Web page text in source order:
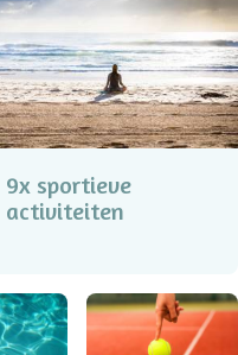
9x sportieve
activiteiten